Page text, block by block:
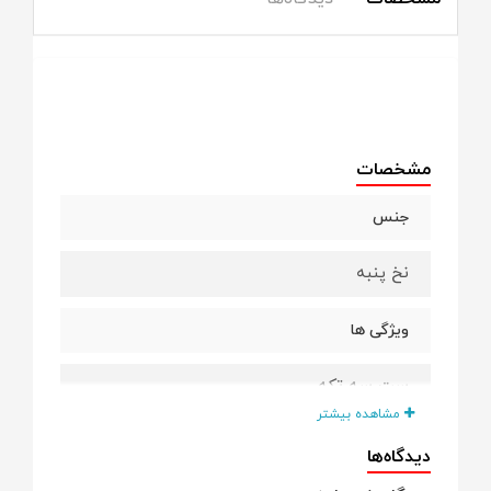
مشخصات
جنس
نخ پنبه
ویژگی ها
ست سه تکه
دارای کلاه
مشاهده بیشتر
دیدگاه‌ها